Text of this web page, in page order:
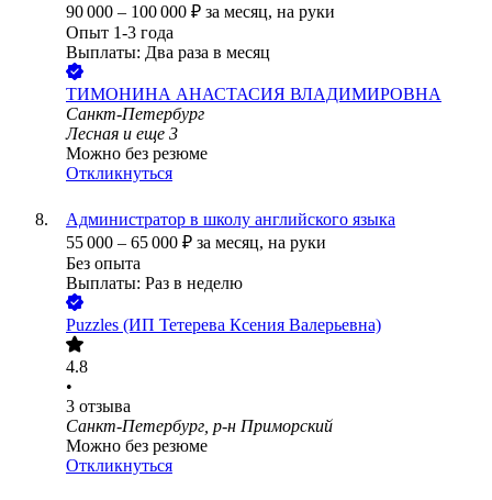
90 000 – 100 000 ₽ за месяц, на руки
Опыт 1-3 года
Выплаты: Два раза в месяц
ТИМОНИНА АНАСТАСИЯ ВЛАДИМИРОВНА
Санкт-Петербург
Лесная и еще 3
Можно без резюме
Откликнуться
Администратор в школу английского языка
55 000 – 65 000 ₽ за месяц, на руки
Без опыта
Выплаты: Раз в неделю
Puzzles (ИП Тетерева Ксения Валерьевна)
4.8
•
3 отзыва
Санкт-Петербург, р-н Приморский
Можно без резюме
Откликнуться